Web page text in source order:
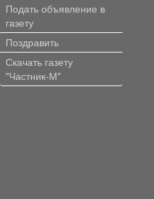
Подать объявление в
газету
Поздравить
Скачать газету
"Частник-М"